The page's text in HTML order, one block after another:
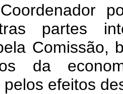
partes
Comissão,
da
pelos efeitos